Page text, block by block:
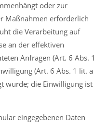
oder zur
Maßnahmen erforderlich
die Verarbeitung auf
an der effektiven
Anfragen (Art. 6 Abs. 1
(Art. 6 Abs. 1 lit. a
wurde; die Einwilligung ist
eingegebenen Daten